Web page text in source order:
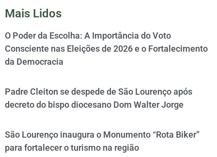
Mais Lidos
O Poder da Escolha: A Importância do Voto
Consciente nas Eleições de 2026 e o Fortalecimento
da Democracia
Padre Cleiton se despede de São Lourenço após
decreto do bispo diocesano Dom Walter Jorge
São Lourenço inaugura o Monumento “Rota Biker”
para fortalecer o turismo na região